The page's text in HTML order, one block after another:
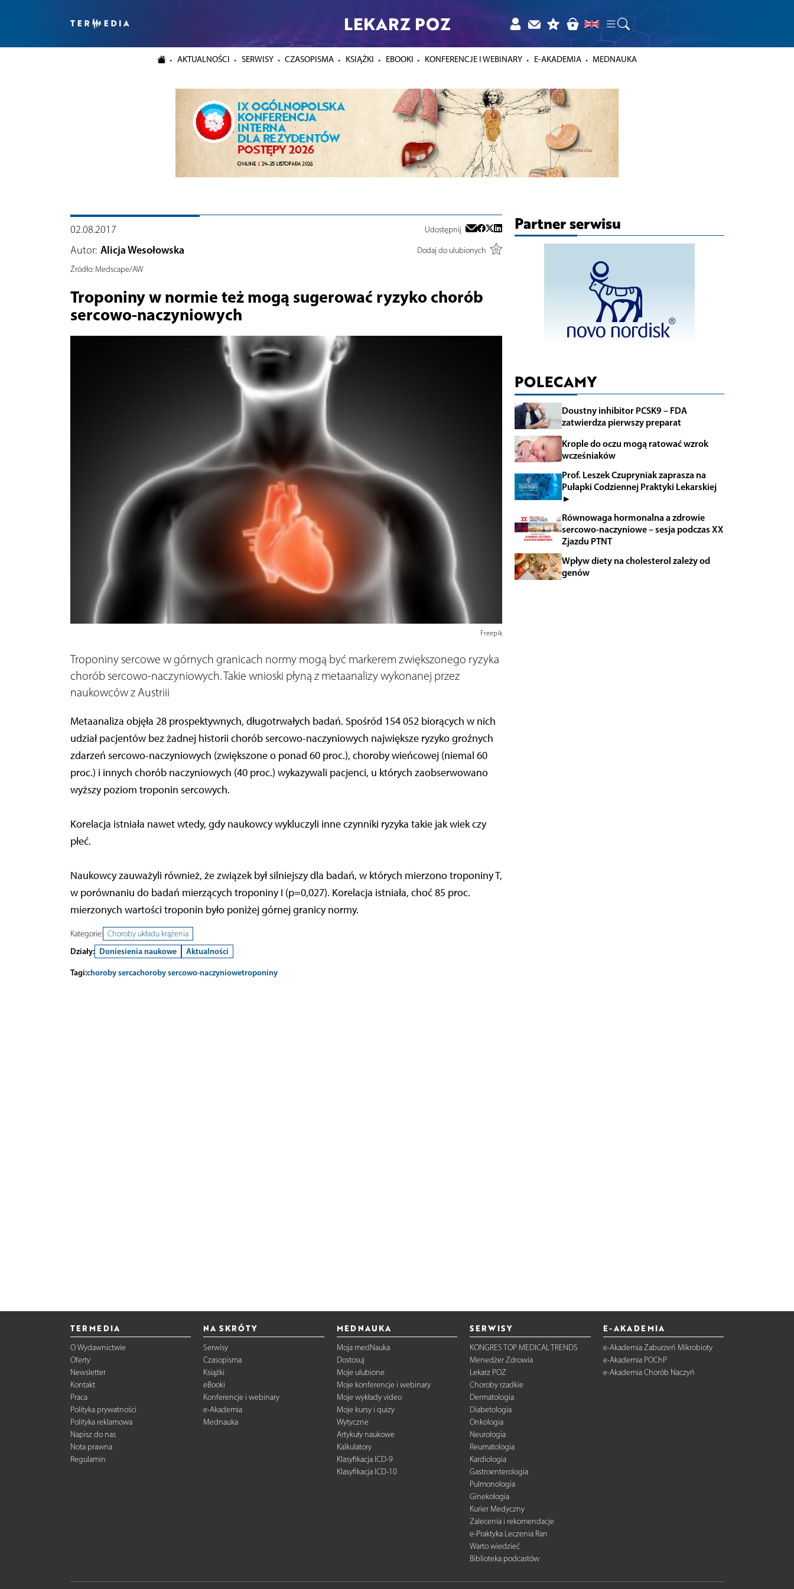
LEKARZ POZ
AKTUALNOŚCI SERWISY CZASOPISMA KSIĄŻKI EBOOKI KONFERENCJE I WEBINARY E-AKADEMIA MEDNAUKA
02.08.2017 Udostępnij
Autor: Alicja Wesołowska
Dodaj do ulubionych
Źródło:Medscape/AW
Troponiny w normie też mogą sugerować ryzyko chorób
sercowo-naczyniowych
Freepik
Troponiny sercowe w górnych granicach normy mogą być markerem zwiększonego ryzyka
chorób sercowo-naczyniowych. Takie wnioski płyną z metaanalizy wykonanej przez
naukowców z Austriii
Metaanaliza objęła 28 prospektywnych, długotrwałych badań. Spośród 154 052 biorących w nich
udział pacjentów bez żadnej historii chorób sercowo-naczyniowych największe ryzyko groźnych
zdarzeń sercowo-naczyniowych (zwiększone o ponad 60 proc.), choroby wieńcowej (niemal 60
proc.) i innych chorób naczyniowych (40 proc.) wykazywali pacjenci, u których zaobserwowano
wyższy poziom troponin sercowych.
Korelacja istniała nawet wtedy, gdy naukowcy wykluczyli inne czynniki ryzyka takie jak wiek czy
płeć.
Naukowcy zauważyli również, że związek był silniejszy dla badań, w których mierzono troponiny T,
w porównaniu do badań mierzących troponiny I (p=0,027). Korelacja istniała, choć 85 proc.
mierzonych wartości troponin było poniżej górnej granicy normy.
Kategorie: Choroby układu krążenia
Działy: Doniesienia naukowe
Aktualności
Tagi:choroby sercachoroby sercowo-naczyniowetroponiny
Partner serwisu
POLECAMY
Doustny inhibitor PCSK9 – FDA
zatwierdza pierwszy preparat
Krople do oczu mogą ratować wzrok
wcześniaków
Prof. Leszek Czupryniak zaprasza na
Pułapki Codziennej Praktyki Lekarskiej
►
Równowaga hormonalna a zdrowie
sercowo-naczyniowe – sesja podczas XX
Zjazdu PTNT
Wpływ diety na cholesterol zależy od
genów
TERMEDIA
O Wydawnictwie
Oferty
Newsletter
Kontakt
Praca
Polityka prywatności
Polityka reklamowa
Napisz do nas
Nota prawna
Regulamin
NA SKRÓTY
Serwisy
Czasopisma
Książki
eBooki
Konferencje i webinary
e-Akademia
Mednauka
MEDNAUKA
Moja medNauka
Dostosuj
Moje ulubione
Moje konferencje i webinary
Moje wykłady video
Moje kursy i quizy
Wytyczne
Artykuły naukowe
Kalkulatory
Klasyfikacja ICD-9
Klasyfikacja ICD-10
SERWISY
KONGRES TOP MEDICAL TRENDS
Menedżer Zdrowia
Lekarz POZ
Choroby rzadkie
Dermatologia
Diabetologia
Onkologia
Neurologia
Reumatologia
Kardiologia
Gastroenterologia
Pulmonologia
Ginekologia
Kurier Medyczny
Zalecenia i rekomendacje
e-Praktyka Leczenia Ran
Warto wiedzieć
Biblioteka podcastów
E-AKADEMIA
e-Akademia Zaburzeń Mikrobioty
e-Akademia POChP
e-Akademia Chorób Naczyń